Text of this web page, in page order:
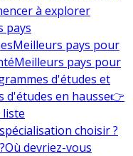
à explorer
pays
Meilleurs pays pour
Meilleurs pays pour
d'études et
d'études en hausse👉
liste
choisir ?
Où devriez-vous